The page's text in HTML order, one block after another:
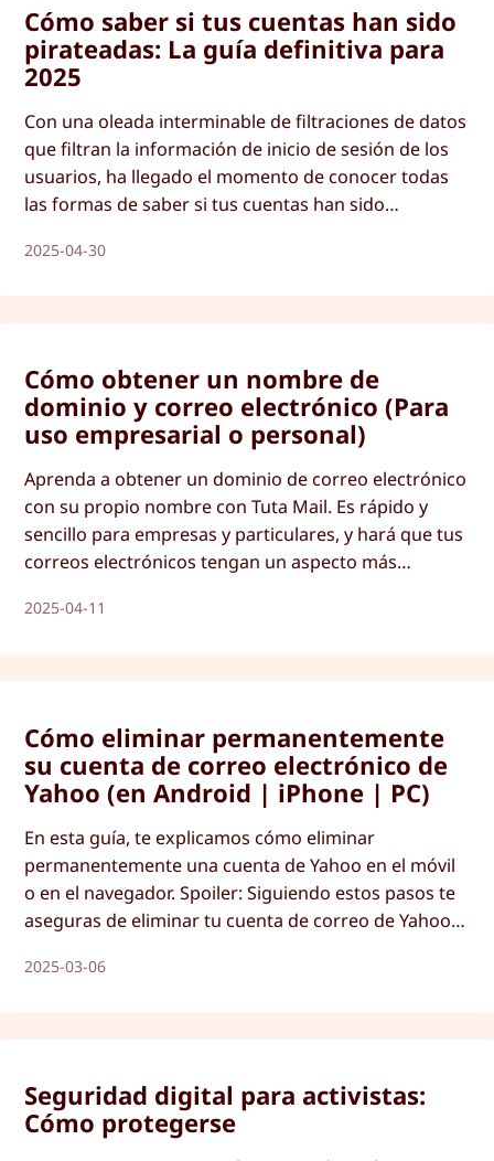
Cómo saber si tus cuentas han sido
pirateadas: La guía definitiva para
2025
Con una oleada interminable de filtraciones de datos
que filtran la información de inicio de sesión de los
usuarios, ha llegado el momento de conocer todas
las formas de saber si tus cuentas han sido
2025-04-30
Cómo obtener un nombre de
dominio y correo electrónico (Para
uso empresarial o personal)
Aprenda a obtener un dominio de correo electrónico
con su propio nombre con Tuta Mail. Es rápido y
sencillo para empresas y particulares, y hará que tus
correos electrónicos tengan un aspecto más
2025-04-11
Cómo eliminar permanentemente
su cuenta de correo electrónico de
Yahoo (en Android | iPhone | PC)
En esta guía, te explicamos cómo eliminar
permanentemente una cuenta de Yahoo en el móvil
o en el navegador. Spoiler: Siguiendo estos pasos te
aseguras de eliminar tu cuenta de correo de Yahoo
2025-03-06
Seguridad digital para activistas:
Cómo protegerse